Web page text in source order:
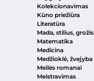
Kolekcionavimas
Kūno priežiūra
Literatūra
Mada, stilius, grožis
Matematika
Medicina
Medžioklė, žvejyba
Meilės romanai
Meistravimas